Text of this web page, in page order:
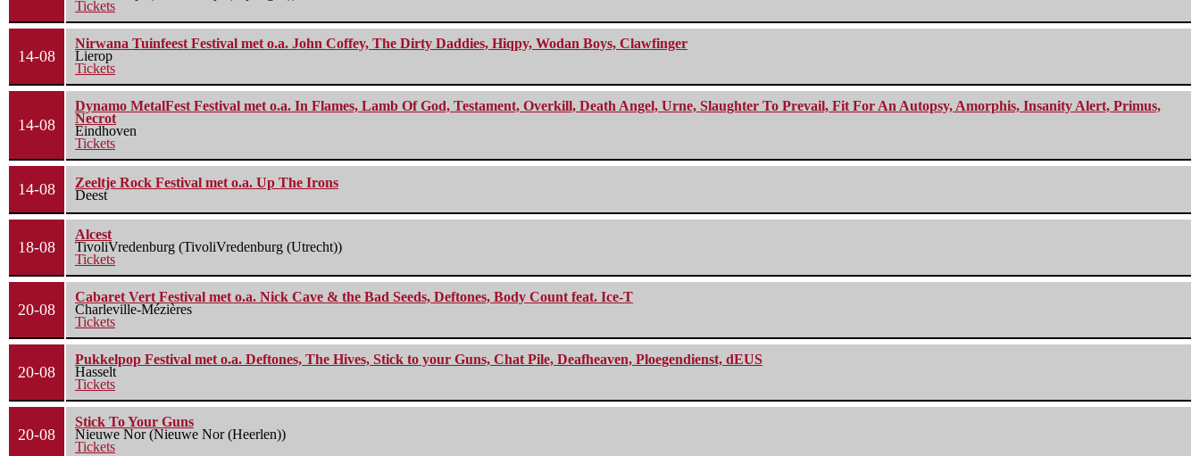
Tickets
14-08
Nirwana Tuinfeest Festival met o.a. John Coffey, The Dirty Daddies, Hiqpy, Wodan Boys, Clawfinger
Lierop
Tickets
14-08
Dynamo MetalFest Festival met o.a. In Flames, Lamb Of God, Testament, Overkill, Death Angel, Urne, Slaughter To Prevail, Fit For An Autopsy, Amorphis, Insanity Alert, Primus,
Necrot
Eindhoven
Tickets
14-08
Zeeltje Rock Festival met o.a. Up The Irons
Deest
18-08
Alcest
TivoliVredenburg (TivoliVredenburg (Utrecht))
Tickets
20-08
Cabaret Vert Festival met o.a. Nick Cave & the Bad Seeds, Deftones, Body Count feat. Ice-T
Charleville-Mézières
Tickets
20-08
Pukkelpop Festival met o.a. Deftones, The Hives, Stick to your Guns, Chat Pile, Deafheaven, Ploegendienst, dEUS
Hasselt
Tickets
20-08
Stick To Your Guns
Nieuwe Nor (Nieuwe Nor (Heerlen))
Tickets